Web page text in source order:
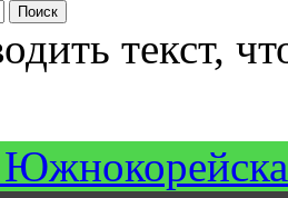
Поиск
текст,